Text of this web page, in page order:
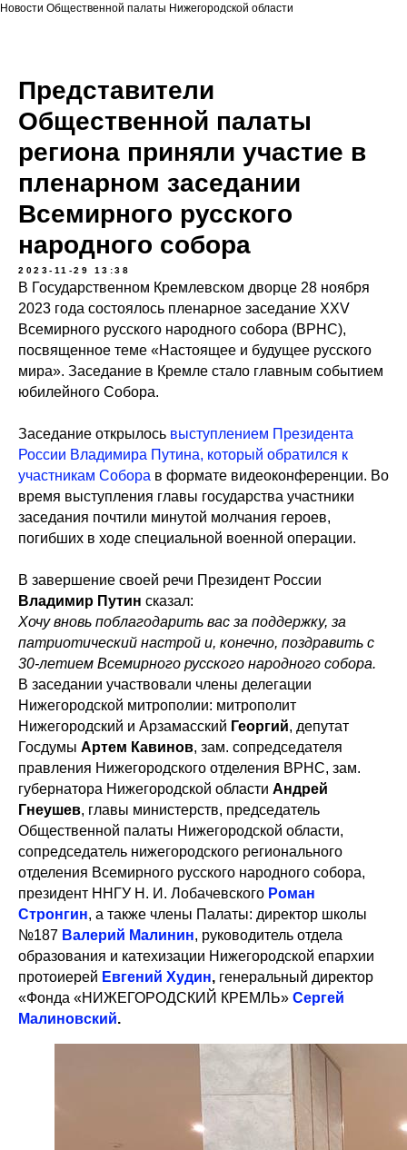
Новости Общественной палаты Нижегородской области
Представители
Общественной палаты
региона приняли участие в
пленарном заседании
Всемирного русского
народного собора
2023-11-29 13:38
В Государственном Кремлевском дворце 28 ноября
2023 года состоялось пленарное заседание XXV
Всемирного русского народного собора (ВРНС),
посвященное теме «Настоящее и будущее русского
мира». Заседание в Кремле стало главным событием
юбилейного Собора.
Заседание открылось выступлением Президента
России Владимира Путина, который обратился к
участникам Собора в формате видеоконференции. Во
время выступления главы государства участники
заседания почтили минутой молчания героев,
погибших в ходе специальной военной операции.
В завершение своей речи Президент России
Владимир Путин сказал:
Хочу вновь поблагодарить вас за поддержку, за
патриотический настрой и, конечно, поздравить с
30-летием Всемирного русского народного собора.
В заседании участвовали члены делегации
Нижегородской митрополии: митрополит
Нижегородский и Арзамасский Георгий, депутат
Госдумы Артем Кавинов, зам. сопредседателя
правления Нижегородского отделения ВРНС, зам.
губернатора Нижегородской области Андрей
Гнеушев, главы министерств, председатель
Общественной палаты Нижегородской области,
сопредседатель нижегородского регионального
отделения Всемирного русского народного собора,
президент ННГУ Н. И. Лобачевского Роман
Стронгин, а также члены Палаты: директор школы
№187 Валерий Малинин, руководитель отдела
образования и катехизации Нижегородской епархии
протоиерей Евгений Худин, генеральный директор
«Фонда «НИЖЕГОРОДСКИЙ КРЕМЛЬ» Сергей
Малиновский.